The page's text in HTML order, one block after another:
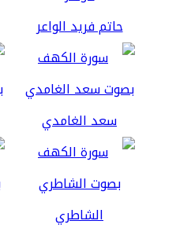
حاتم فريد الواعر
سعد الغامدي
الشاطري